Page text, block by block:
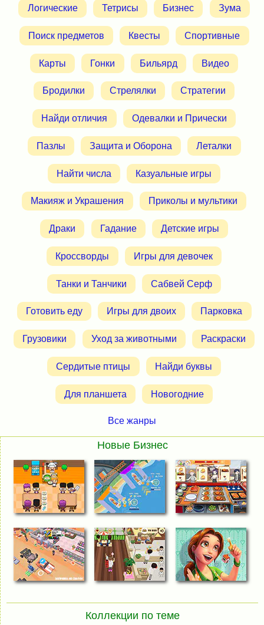
Логические Тетрисы Бизнес Зума
Поиск предметов Квесты Спортивные
Карты Гонки Бильярд Видео
Бродилки Стрелялки Стратегии
Найди отличия Одевалки и Прически
Пазлы Защита и Оборона Леталки
Найти числа Казуальные игры
Макияж и Украшения Приколы и мультики
Драки Гадание Детские игры
Кроссворды Игры для девочек
Танки и Танчики Сабвей Серф
Готовить еду Игры для двоих Парковка
Грузовики Уход за животными Раскраски
Сердитые птицы Найди буквы
Для планшета Новогодние
Все жанры
Новые Бизнес
Коллекции по теме